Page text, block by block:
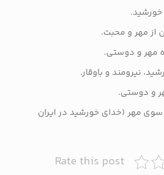
از مهر و محبت.
مهر و دوستی.
نیرومند و باوقار.
و دوستی.
مهر (خدای خورشید در ایران
Rate this post